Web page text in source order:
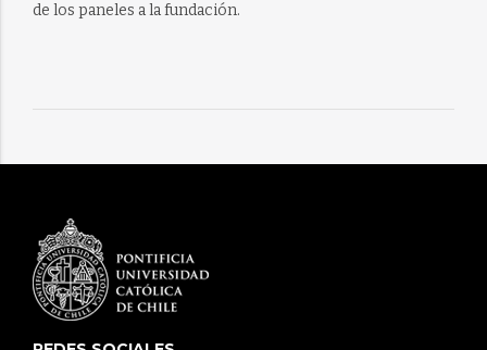
de los paneles a la fundación.